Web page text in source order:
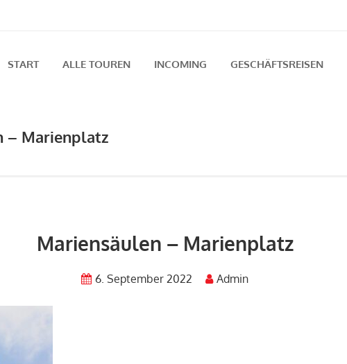
START ALLE TOUREN INCOMING GESCHÄFTSREISEN
– Marienplatz
Mariensäulen – Marienplatz
6. September 2022 Admin